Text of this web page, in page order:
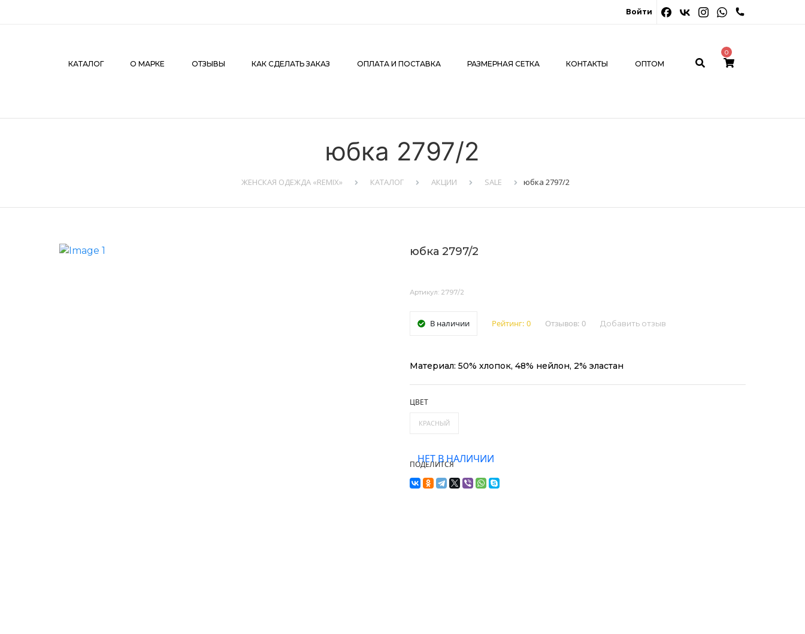
Войти
КАТАЛОГ О МАРКЕ ОТЗЫВЫ КАК СДЕЛАТЬ ЗАКАЗ ОПЛАТА И ПОСТАВКА РАЗМЕРНАЯ СЕТКА КОНТАКТЫ ОПТОМ
0
МОЙ КАБИНЕТ
юбка 2797/2
ЖЕНСКАЯ ОДЕЖДА «REMIX» КАТАЛОГ АКЦИИ SALE юбка 2797/2
юбка 2797/2
Артикул: 2797/2
В наличии Рейтинг: 0 Отзывов: 0 Добавить отзыв
Материал: 50% хлопок, 48% нейлон, 2% эластан
ЦВЕТ
КРАСНЫЙ
НЕТ В НАЛИЧИИ
ПОДЕЛИТСЯ